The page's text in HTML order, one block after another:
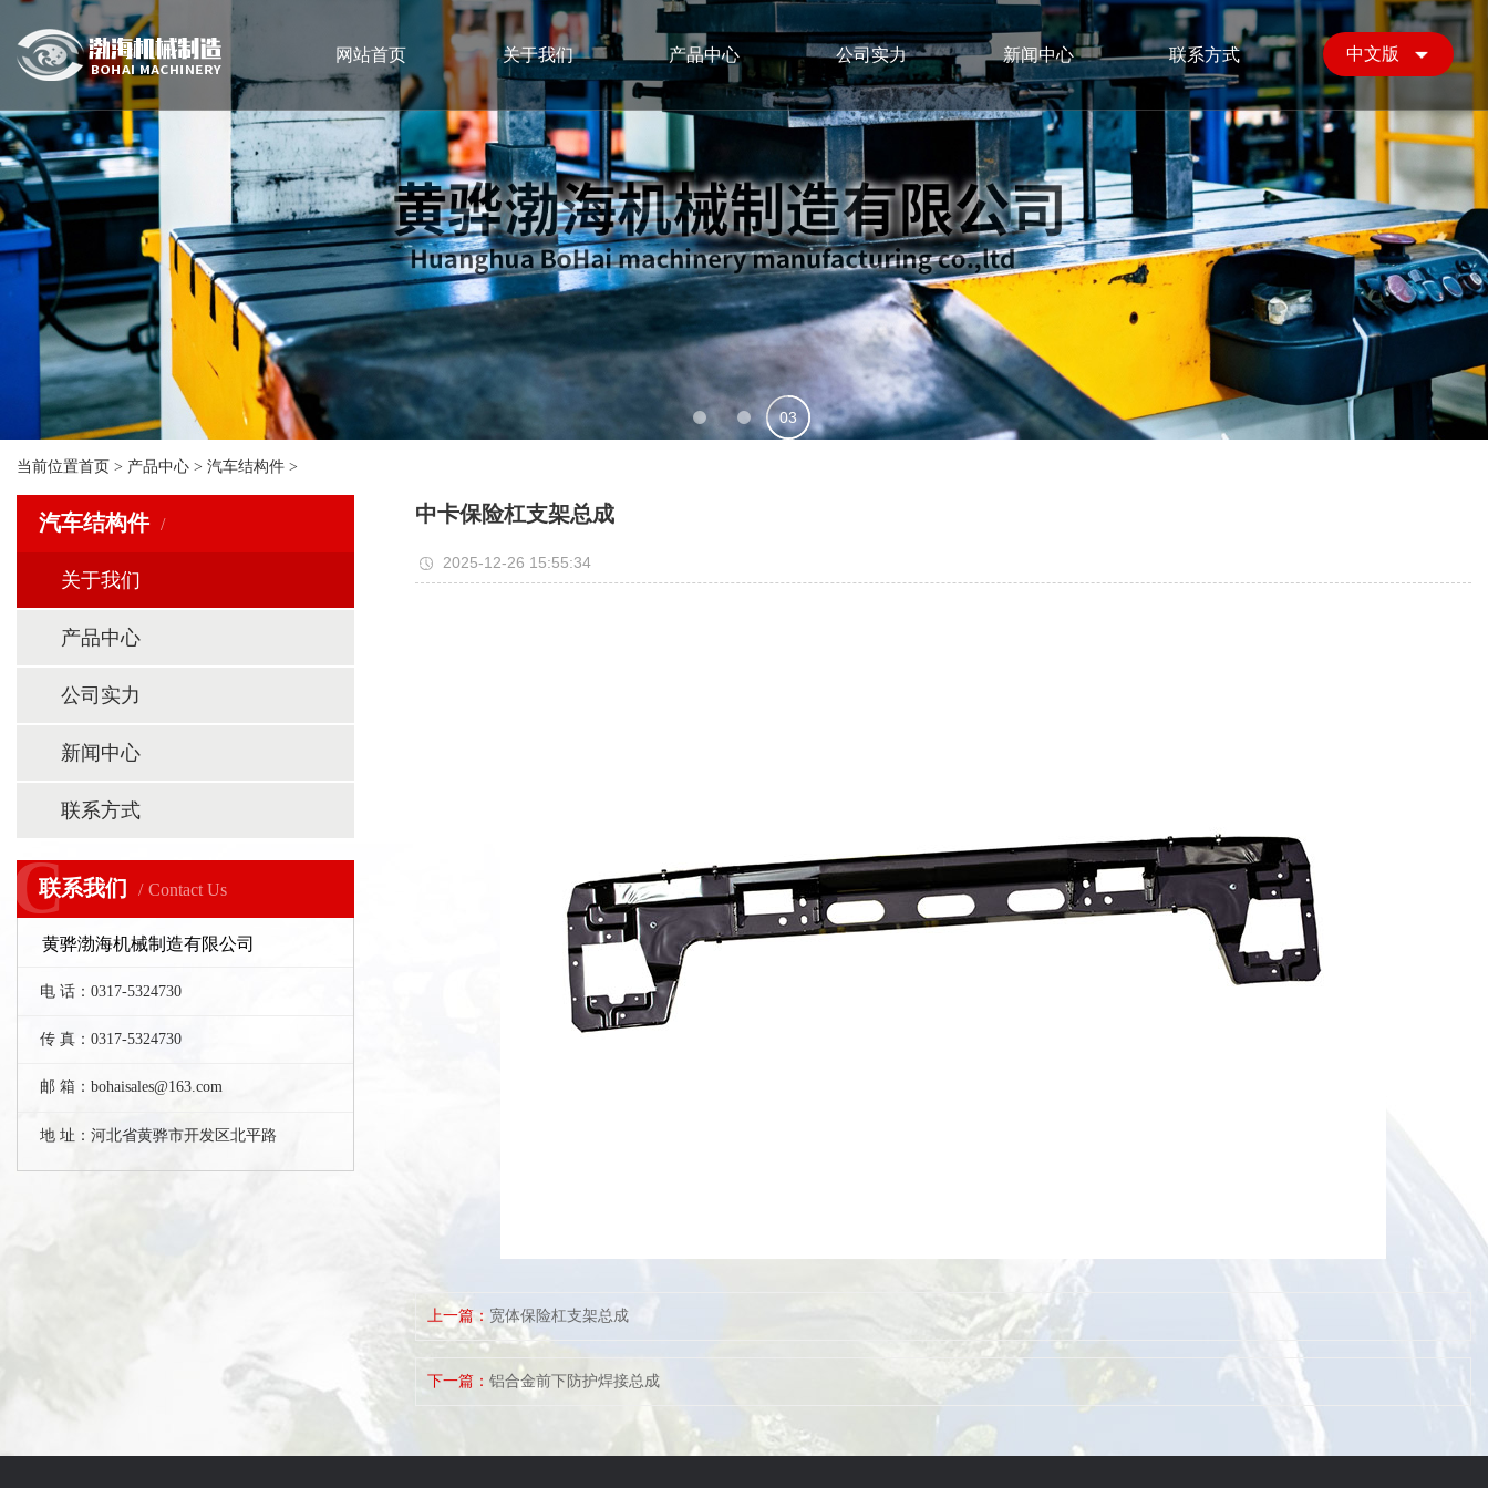
网站首页 关于我们 产品中心 公司实力 新闻中心 联系方式 中文版
当前位置首页 > 产品中心 > 汽车结构件 >
汽车结构件
关于我们
产品中心
公司实力
新闻中心
联系方式
联系我们 Contact Us
C
C
黄骅渤海机械制造有限公司
电 话：0317-5324730
传 真：0317-5324730
邮 箱：bohaisales@163.com
地 址：河北省黄骅市开发区北平路
中卡保险杠支架总成
2025-12-26 15:55:34
上一篇： 宽体保险杠支架总成
下一篇： 铝合金前下防护焊接总成